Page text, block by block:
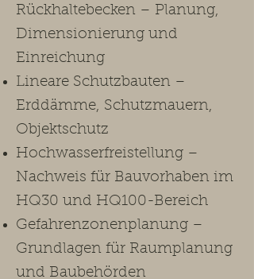
Rückhaltebecken – Planung,
Dimensionierung und
Einreichung
Lineare Schutzbauten –
Erddämme, Schutzmauern,
Objektschutz
Hochwasserfreistellung –
Nachweis für Bauvorhaben im
HQ30 und HQ100-Bereich
Gefahrenzonenplanung –
Grundlagen für Raumplanung
und Baubehörden